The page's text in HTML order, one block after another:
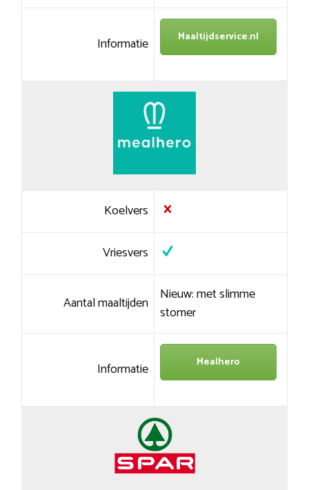
Informatie Maaltijdservice.nl
Koelvers
Vriesvers
Aantal maaltijden Nieuw: met slimme
stomer
Informatie Mealhero